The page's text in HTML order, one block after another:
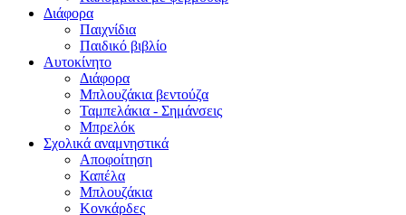
Διάφορα
Παιχνίδια
Παιδικό βιβλίο
Αυτοκίνητο
Διάφορα
Μπλουζάκια βεντούζα
Ταμπελάκια - Σημάνσεις
Μπρελόκ
Σχολικά αναμνηστικά
Αποφοίτηση
Καπέλα
Μπλουζάκια
Κονκάρδες